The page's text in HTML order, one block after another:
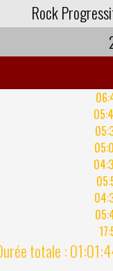
Rock
totale :